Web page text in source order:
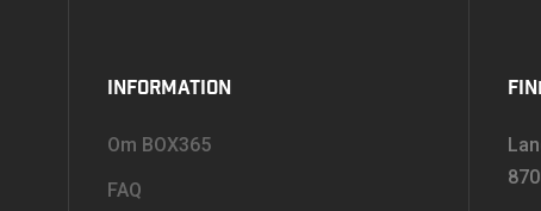
INFORMATION
Om BOX365
FAQ